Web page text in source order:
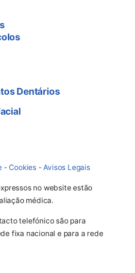
Dentários
Cookies - Avisos Legais
no website estão
médica.
telefónico são para
fixa nacional e para a rede